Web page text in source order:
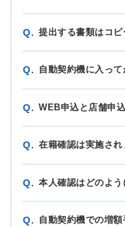
Q. 提出する書類はコピ
Q. 自動契約機に入っ
Q. WEB申込と店舗申
Q. 在籍確認は実施され
Q. 本人確認はどのよう
Q. 自動契約機での増